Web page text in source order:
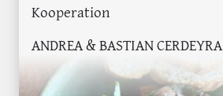
Kooperation
ANDREA & BASTIAN CERDEYRA